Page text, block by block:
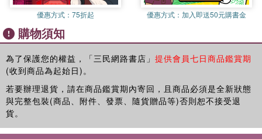
優惠方式： 75折起 優惠方式： 加入即送50元購書金
購物須知
為了保護您的權益，「三民網路書店」 提供會員七日商品鑑賞期
(收到商品為起始日)。
若要辦理退貨，請在商品鑑賞期內寄回，且商品必須是全新狀態
與完整包裝(商品、附件、發票、隨貨贈品等)否則恕不接受退
貨。